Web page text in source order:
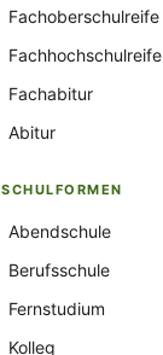
Fachoberschulreife
Fachhochschulreife
Fachabitur
Abitur
SCHULFORMEN
Abendschule
Berufsschule
Fernstudium
Kolleg